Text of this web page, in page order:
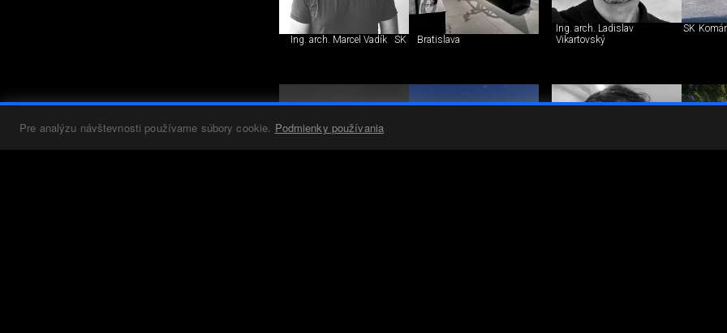
Pre analýzu návštevnosti používame súbory cookie. Podmienky používania
Ing. arch. Ladislav
Vikartovský
SK
Ing. arch. Marcel Vadík
SK Bratislava